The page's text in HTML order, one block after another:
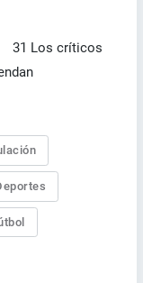
31 Los críticos